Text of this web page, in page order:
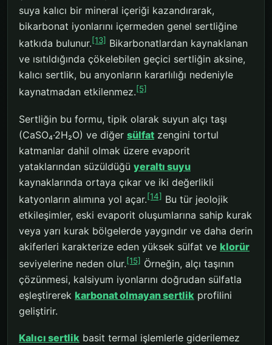
suya kalıcı bir mineral içeriği kazandırarak,
bikarbonat iyonlarını içermeden genel sertliğine
katkıda bulunur.[13] Bikarbonatlardan kaynaklanan
ve ısıtıldığında çökelebilen geçici sertliğin aksine,
kalıcı sertlik, bu anyonların kararlılığı nedeniyle
kaynatmadan etkilenmez.[5]
Sertliğin bu formu, tipik olarak suyun alçı taşı
(CaSO₄·2H₂O) ve diğer sülfat zengini tortul
katmanlar dahil olmak üzere evaporit
yataklarından süzüldüğü yeraltı suyu
kaynaklarında ortaya çıkar ve iki değerlikli
katyonların alımına yol açar.[14] Bu tür jeolojik
etkileşimler, eski evaporit oluşumlarına sahip kurak
veya yarı kurak bölgelerde yaygındır ve daha derin
akiferleri karakterize eden yüksek sülfat ve klorür
seviyelerine neden olur.[15] Örneğin, alçı taşının
çözünmesi, kalsiyum iyonlarını doğrudan sülfatla
eşleştirerek karbonat olmayan sertlik profilini
geliştirir.
Kalıcı sertlik basit termal işlemlerle giderilemez